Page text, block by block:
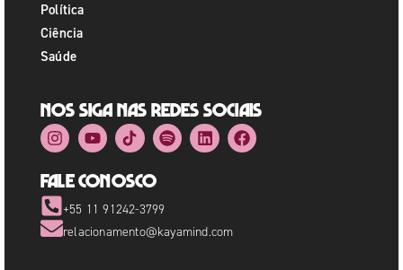
Política
Ciência
Saúde
Nos siga nas redes sociais
Fale Conosco
+55 11 91242-3799
relacionamento@kayamind.com